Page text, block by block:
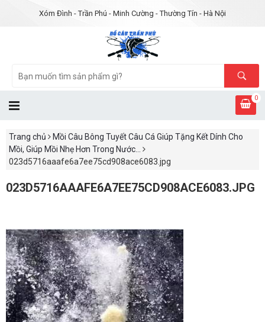
Xóm Đình - Trần Phú - Minh Cường - Thường Tín - Hà Nội
0
Trang chủ
Mồi Câu Bông Tuyết Câu Cá Giúp Tặng Kết Dính Cho
Mồi, Giúp Mồi Nhẹ Hơn Trong Nước...
023d5716aaafe6a7ee75cd908ace6083.jpg
023D5716AAAFE6A7EE75CD908ACE6083.JPG